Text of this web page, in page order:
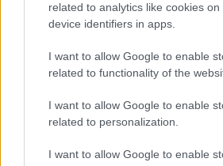
related to analytics like cookies on
device identifiers in apps.
I want to allow Google to enable
related to functionality of the
I want to allow Google to enable
related to personalization.
I want to allow Google to enable
Senza Cri e il suo percorso di
cicatrici alla libertà